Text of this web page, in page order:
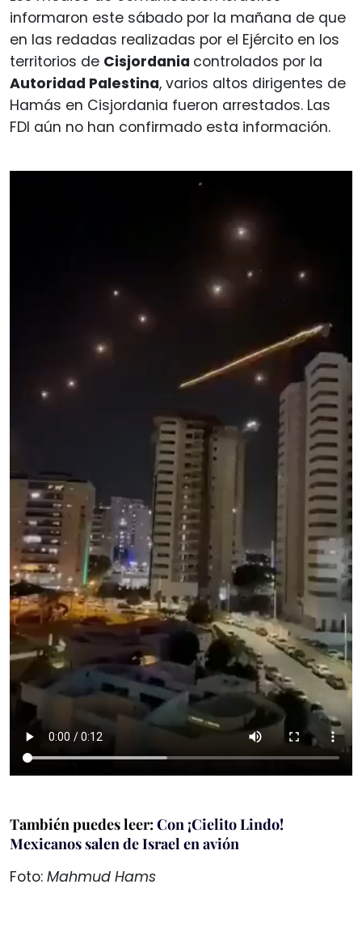
informaron este sábado por la mañana de que
en las redadas realizadas por el Ejército en los
territorios de Cisjordania controlados por la
Autoridad Palestina, varios altos dirigentes de
Hamás en Cisjordania fueron arrestados. Las
FDI aún no han confirmado esta información.
También puedes leer: Con ¡Cielito Lindo!
Mexicanos salen de Israel en avión
Foto: Mahmud Hams